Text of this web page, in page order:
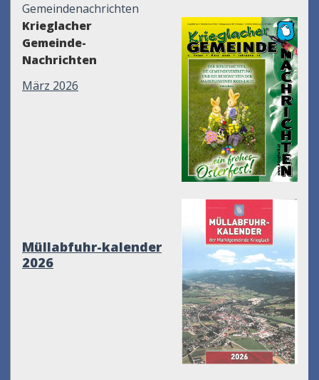
Gemeindenachrichten
Krieglacher
Gemeinde-
Nachrichten
März 2026
Müllabfuhr-kalender
2026